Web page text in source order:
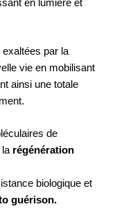
par la
vie en mobilisant
ainsi une totale
de
la régénération
biologique et
guérison.